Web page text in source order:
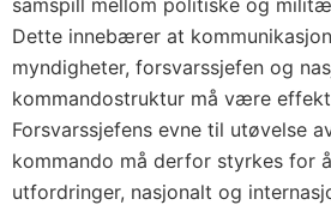
samspill mellom politiske og
Dette innebærer at
myndigheter, forsvarssjefen og
kommandostruktur må være
Forsvarssjefens evne til utøvelse
kommando må derfor styrkes for
utfordringer, nasjonalt og